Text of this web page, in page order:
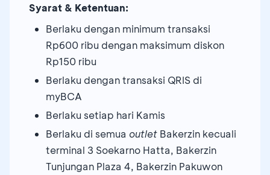
Syarat & Ketentuan:
Berlaku dengan minimum transaksi
Rp600 ribu dengan maksimum diskon
Rp150 ribu
Berlaku dengan transaksi QRIS di
myBCA
Berlaku setiap hari Kamis
Berlaku di semua outlet Bakerzin kecuali
terminal 3 Soekarno Hatta, Bakerzin
Tunjungan Plaza 4, Bakerzin Pakuwon